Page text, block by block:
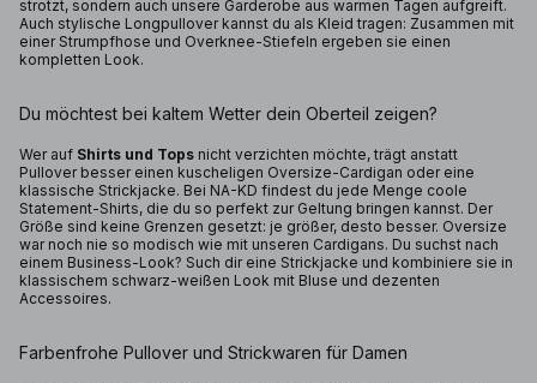
strotzt, sondern auch unsere Garderobe aus warmen Tagen aufgreift.
Auch stylische Longpullover kannst du als Kleid tragen: Zusammen mit
einer Strumpfhose und Overknee-Stiefeln ergeben sie einen
kompletten Look.
Du möchtest bei kaltem Wetter dein Oberteil zeigen?
Wer auf Shirts und Tops nicht verzichten möchte, trägt anstatt
Pullover besser einen kuscheligen Oversize-Cardigan oder eine
klassische Strickjacke. Bei NA-KD findest du jede Menge coole
Statement-Shirts, die du so perfekt zur Geltung bringen kannst. Der
Größe sind keine Grenzen gesetzt: je größer, desto besser. Oversize
war noch nie so modisch wie mit unseren Cardigans. Du suchst nach
einem Business-Look? Such dir eine Strickjacke und kombiniere sie in
klassischem schwarz-weißen Look mit Bluse und dezenten
Accessoires.
Farbenfrohe Pullover und Strickwaren für Damen